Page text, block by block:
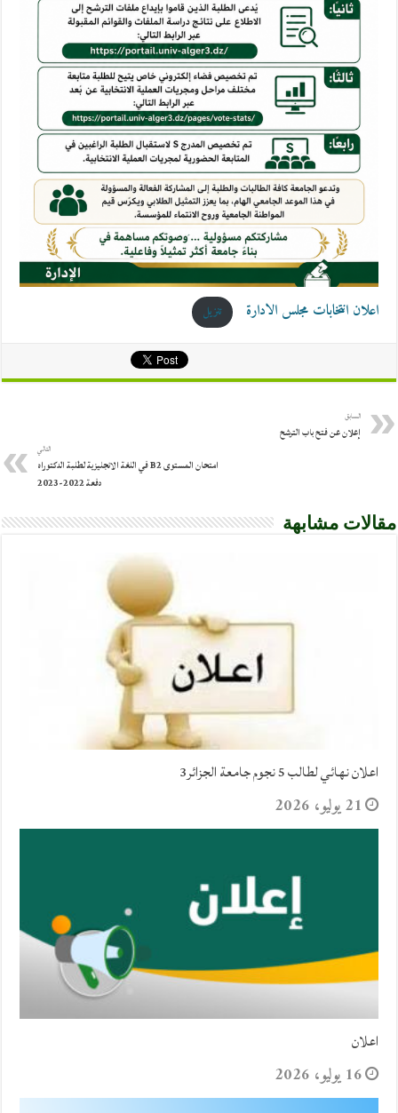
اعلان انتخابات مجلس الادارة تنزيل
السابق
إعلان عن فتح باب الترشح
التالي
امتحان المستوى B2 في اللغة الانجليزية لطلبة الدكتوراه
دفعة 2022-2023
مقالات مشابهة
اعلان نهائي لطالب 5 نجوم جامعة الجزائر3
21 يوليو، 2026
اعلان
16 يوليو، 2026